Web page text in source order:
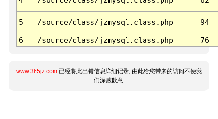
5 /source/class/jzmysql.class.php 94
6 /source/class/jzmysql.class.php 76
www.365jz.com 已经将此出错信息详细记录, 由此给您带来的访问不便我
们深感歉意.